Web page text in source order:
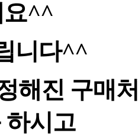
^^
니다^^
해진 구매처
하시고